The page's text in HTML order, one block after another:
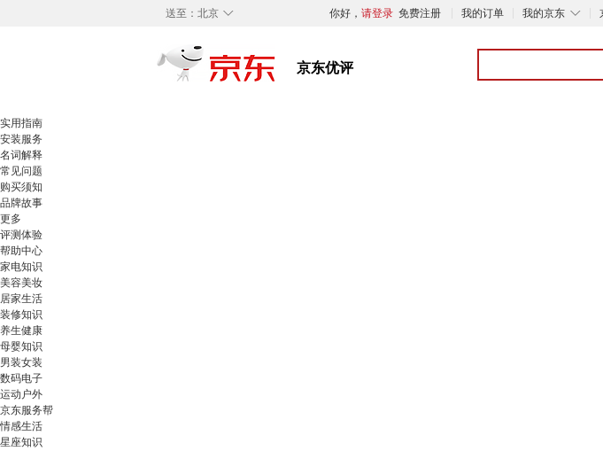
◇
送至： 北京 你好， 请登录 免费注册 我的订单 ◇
我的京东
实用指南
安装服务
名词解释
常见问题
购买须知
品牌故事
更多
评测体验
帮助中心
家电知识
美容美妆
居家生活
装修知识
养生健康
母婴知识
男装女装
数码电子
运动户外
京东服务帮
情感生活
星座知识